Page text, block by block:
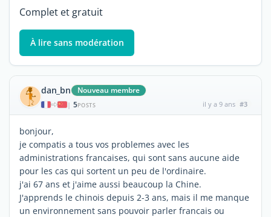
Complet et gratuit
À lire sans modération
dan_bn Nouveau membre
| 5POSTS il y a 9 ans #3
bonjour,
je compatis a tous vos problemes avec les
administrations francaises, qui sont sans aucune aide
pour les cas qui sortent un peu de l'ordinaire.
j'ai 67 ans et j'aime aussi beaucoup la Chine.
J'apprends le chinois depuis 2-3 ans, mais il me manque
un environnement sans pouvoir parler francais ou